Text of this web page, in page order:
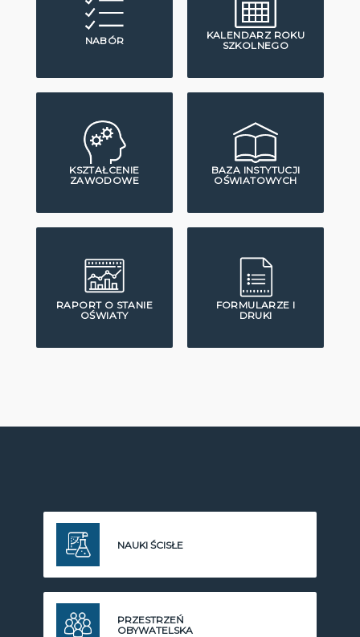
NABÓR
KALENDARZ ROKU
SZKOLNEGO
KSZTAŁCENIE
ZAWODOWE
BAZA INSTYTUCJI
OŚWIATOWYCH
RAPORT O STANIE
OŚWIATY
FORMULARZE I
DRUKI
NAUKI ŚCISŁE
PRZESTRZEŃ
OBYWATELSKA